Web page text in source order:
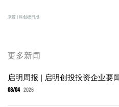
来源 | 科创板日报
更多新闻
启明周报 | 启明创投投资企业要
08/04 2026